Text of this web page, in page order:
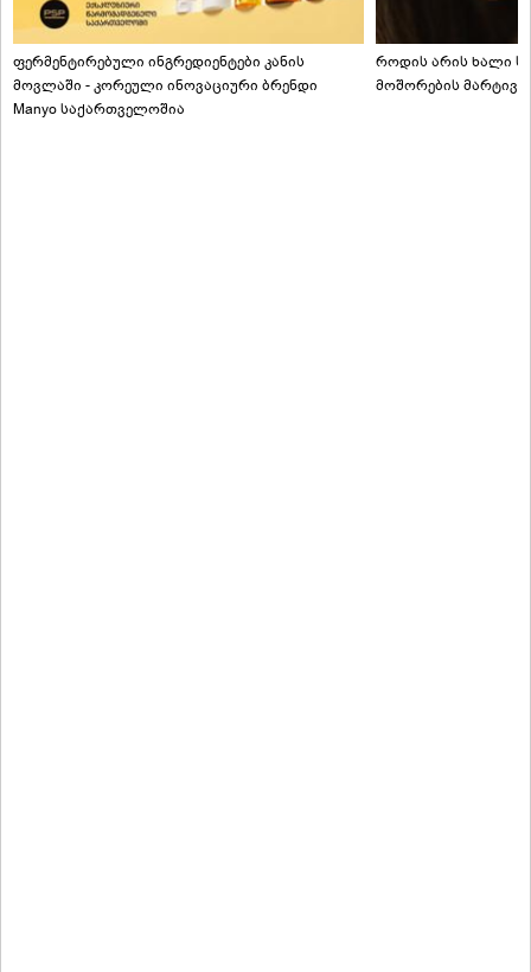
ფერმენტირებული ინგრედიენტები კანის
მოვლაში - კორეული ინოვაციური ბრენდი
Manyo საქართველოშია
როდის არის ხალი
მოშორების